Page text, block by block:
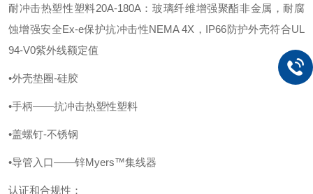
耐冲击热塑性塑料20A-180A：玻璃纤维增强聚酯非金属，耐腐
蚀增强安全Ex-e保护抗冲击性NEMA 4X，IP66防护外壳符合UL
94-V0紫外线额定值
•外壳垫圈-硅胶
•手柄——抗冲击热塑性塑料
•盖螺钉-不锈钢
•导管入口——锌Myers™集线器
认证和合规性：